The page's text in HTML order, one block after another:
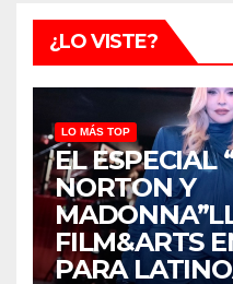
¿LO VISTE?
LO MÁS TOP
EL ESPECIAL
NORTON Y
FILM&ARTS
PARA